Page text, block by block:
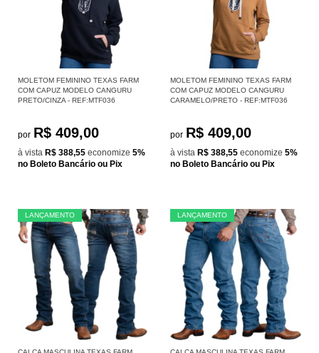
MOLETOM FEMININO TEXAS FARM
COM CAPUZ MODELO CANGURU
PRETO/CINZA - REF:MTF036
por R$ 409,00
à vista R$ 388,55 economize 5%
no Boleto Bancário ou Pix
MOLETOM FEMININO TEXAS FARM
COM CAPUZ MODELO CANGURU
CARAMELO/PRETO - REF:MTF036
por R$ 409,00
à vista R$ 388,55 economize 5%
no Boleto Bancário ou Pix
LANÇAMENTO LANÇAMENTO